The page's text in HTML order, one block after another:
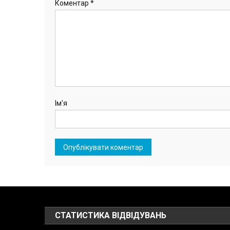
Коментар *
Ім'я
СТАТИСТИКА ВІДВІДУВАНЬ